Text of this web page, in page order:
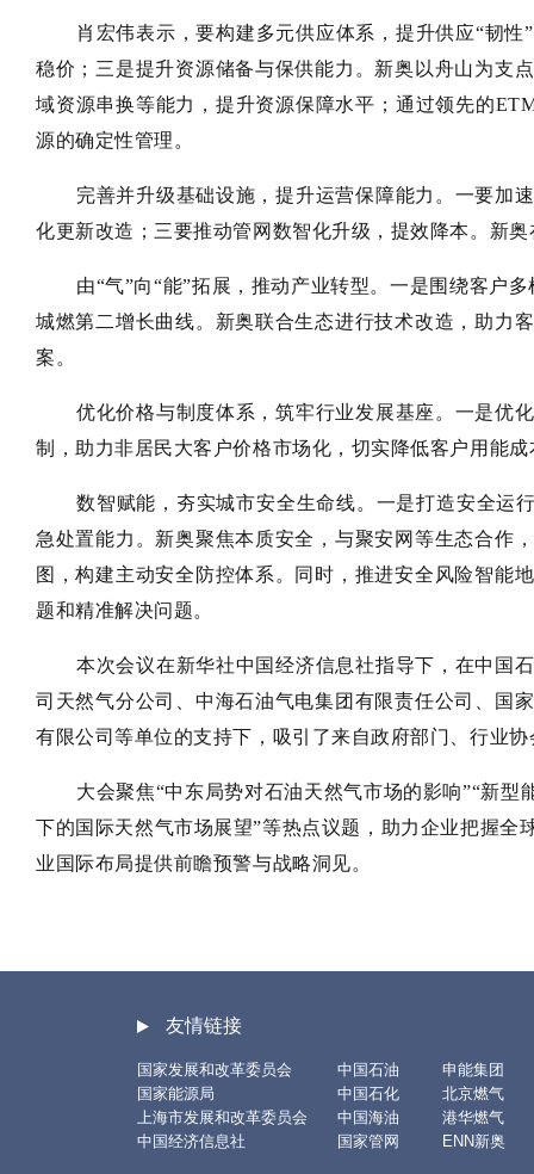
肖宏伟表示，要构建多元供应体系，提升供应“韧
稳价；三是提升资源储备与保供能力。新奥以舟山为支
域资源串换等能力，提升资源保障水平；通过领先的
源的确定性管理。
完善并升级基础设施，提升运营保障能力。一要加
化更新改造；三要推动管网数智化升级，提效降本。新
由“气”向“能”拓展，推动产业转型。一是围绕客户
城燃第二增长曲线。新奥联合生态进行技术改造，助力
案。
优化价格与制度体系，筑牢行业发展基座。一是优
制，助力非居民大客户价格市场化，切实降低客户用能
数智赋能，夯实城市安全生命线。一是打造安全运
急处置能力。新奥聚焦本质安全，与聚安网等生态合作
图，构建主动安全防控体系。同时，推进安全风险智能
题和精准解决问题。
本次会议在新华社中国经济信息社指导下，在中国
司天然气分公司、中海石油气电集团有限责任公司、国
有限公司等单位的支持下，吸引了来自政府部门、行业
大会聚焦“中东局势对石油天然气市场的影响”“新
下的国际天然气市场展望”等热点议题，助力企业把握
业国际布局提供前瞻预警与战略洞见。
友情链接
国家发展和改革委员会
国家能源局
上海市发展和改革委员会
中国经济信息社
中国石油
中国石化
中国海油
国家管网
申能集团
北京燃气
港华燃气
ENN新奥